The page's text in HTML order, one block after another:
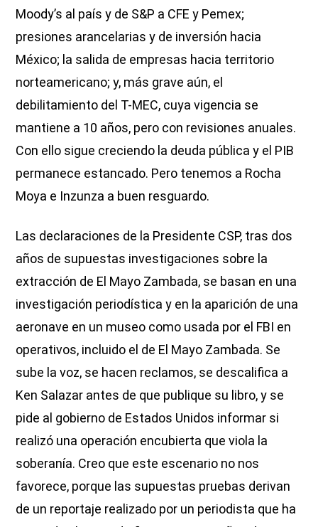
Moody’s al país y de S&P a CFE y Pemex;
presiones arancelarias y de inversión hacia
México; la salida de empresas hacia territorio
norteamericano; y, más grave aún, el
debilitamiento del T-MEC, cuya vigencia se
mantiene a 10 años, pero con revisiones anuales.
Con ello sigue creciendo la deuda pública y el PIB
permanece estancado. Pero tenemos a Rocha
Moya e Inzunza a buen resguardo.
Las declaraciones de la Presidente CSP, tras dos
años de supuestas investigaciones sobre la
extracción de El Mayo Zambada, se basan en una
investigación periodística y en la aparición de una
aeronave en un museo como usada por el FBI en
operativos, incluido el de El Mayo Zambada. Se
sube la voz, se hacen reclamos, se descalifica a
Ken Salazar antes de que publique su libro, y se
pide al gobierno de Estados Unidos informar si
realizó una operación encubierta que viola la
soberanía. Creo que este escenario no nos
favorece, porque las supuestas pruebas derivan
de un reportaje realizado por un periodista que ha